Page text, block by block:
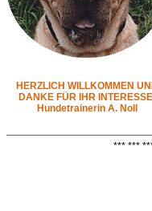
HERZLICH WILLKOMMEN
DANKE FÜR IHR
Hundetrainerin A. Noll
*** ***